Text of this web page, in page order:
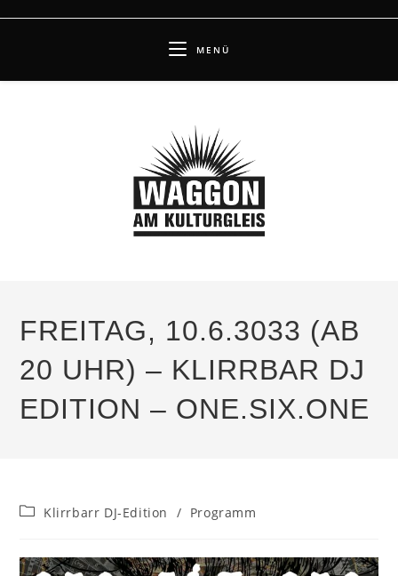
MENÜ
FREITAG, 10.6.3033 (AB
20 UHR) – KLIRRBAR DJ
EDITION – ONE.SIX.ONE
Beitrags-
Klirrbarr DJ-Edition / Programm